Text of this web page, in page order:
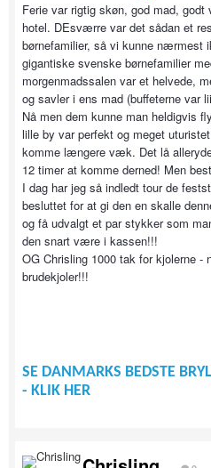
Ferie var rigtig skøn, god mad,
hotel. DEsværre var det sådan et
børnefamilier, så vi kunne nærmest
gigantiske svenske børnefamilier
morgenmadssalen var et helvede,
og savler i ens mad (buffeterne var
Nå men dem kunne man heldigvis
lille by var perfekt og meget
komme længere væk. Det lå
12 timer at komme derned! Men
I dag har jeg så indledt tour de
besluttet for at gi den en skalle
og få udvalgt et par stykker som
den snart være i kassen!!!
OG Chrisling 1000 tak for kjolerne -
brudekjoler!!!
SE DANMARKS BEDSTE
- KLIK HER